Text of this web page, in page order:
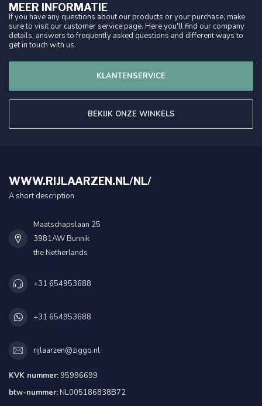
MEER INFORMATIE
If you have any questions about our products or your purchase, make
sure to visit our customer service page. Here you'll find our company
details, answers to frequently asked questions and different ways to
get in touch with us.
KLANTENSERVICE
BEKIJK ONZE WINKELS
WWW.RIJLAARZEN.NL/NL/
A short description
Maatschapslaan 25
3981AW Bunnik
the Netherlands
+31 654953688
+31 654953688
rijlaarzen@ziggo.nl
KVK nummer:95996699
btw-nummer:NL005186838B72